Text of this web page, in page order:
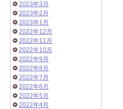
2023年3月
2023年2月
2023年1月
2022年12月
2022年11月
2022年10月
2022年9月
2022年8月
2022年7月
2022年6月
2022年5月
2022年4月